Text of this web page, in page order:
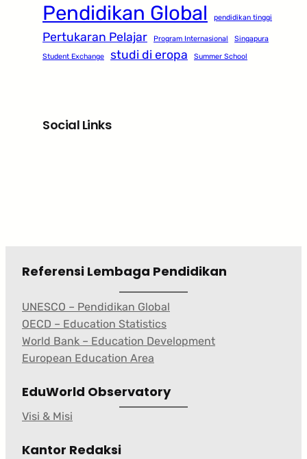
Pendidikan Global pendidikan tinggi
Pertukaran Pelajar Program Internasional
Singapura
Student Exchange
studi di eropa Summer School
Social Links
Referensi Lembaga Pendidikan
UNESCO – Pendidikan Global
OECD – Education Statistics
World Bank – Education Development
European Education Area
EduWorld Observatory
Visi & Misi
Kantor Redaksi